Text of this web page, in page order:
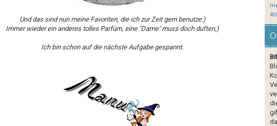
Und das sind nun meine Favoriten, die ich zur Zeit gern benutze:)
Immer wieder ein anderes tolles Parfüm, eine "Dame" muss doch duften;)
Ich bin schon auf die nächste Aufgabe gespannt.